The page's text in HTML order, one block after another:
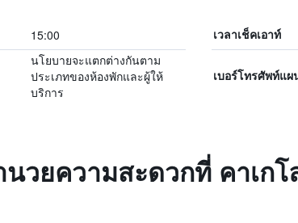
15:00 เวลาเช็คเอาท์
นโยบายจะแตกต่างกันตาม
ประเภทของห้องพักและผู้ให้
บริการ
เบอร์โทรศัพท์แ
วยความสะดวกที่ คาเก